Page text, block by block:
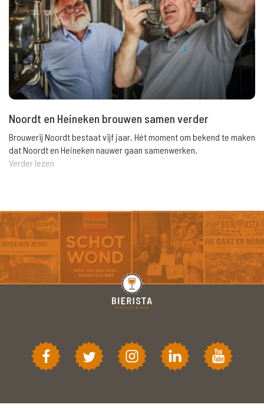
Noordt en Heineken brouwen samen verder
Brouwerij Noordt bestaat vijf jaar. Hét moment om bekend te maken
dat Noordt en Heineken nauwer gaan samenwerken.
Verder lezen